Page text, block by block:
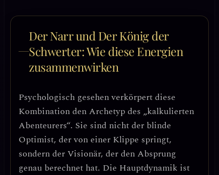
Der Narr und Der König der
Schwerter: Wie diese Energien
zusammenwirken
Psychologisch gesehen verkörpert diese
Kombination den Archetyp des „kalkulierten
Abenteurers“. Sie sind nicht der blinde
Optimist, der von einer Klippe springt,
sondern der Visionär, der den Absprung
genau berechnet hat. Die Hauptdynamik ist